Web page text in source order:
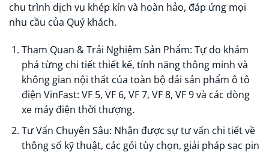
chu trình dịch vụ khép kín và hoàn hảo, đáp ứng mọi
nhu cầu của Quý khách.
Tham Quan & Trải Nghiệm Sản Phẩm: Tự do khám
phá từng chi tiết thiết kế, tính năng thông minh và
không gian nội thất của toàn bộ dải sản phẩm ô tô
điện VinFast: VF 5, VF 6, VF 7, VF 8, VF 9 và các dòng
xe máy điện thời thượng.
Tư Vấn Chuyên Sâu: Nhận được sự tư vấn chi tiết về
thông số kỹ thuật, các gói tùy chọn, giải pháp sạc pin